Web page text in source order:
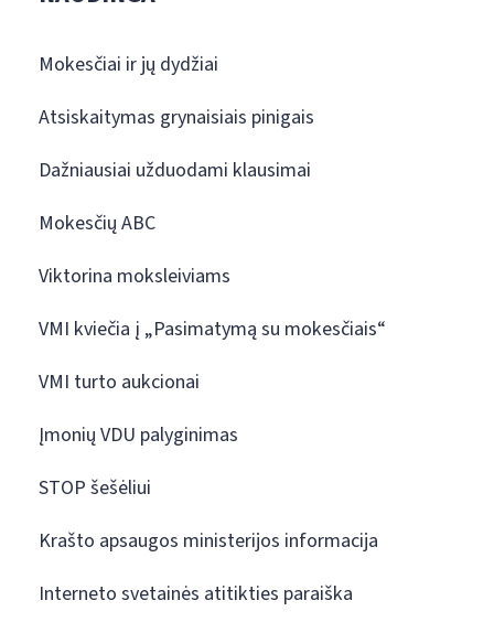
Mokesčiai ir jų dydžiai
Atsiskaitymas grynaisiais pinigais
Dažniausiai užduodami klausimai
Mokesčių ABC
Viktorina moksleiviams
VMI kviečia į „Pasimatymą su mokesčiais“
VMI turto aukcionai
Įmonių VDU palyginimas
STOP šešėliui
Krašto apsaugos ministerijos informacija
Interneto svetainės atitikties paraiška